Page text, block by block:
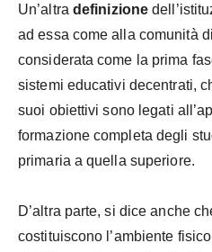
Un’altra definizione
ad essa come alla comunità
considerata come la prima
sistemi educativi decentrati,
suoi obiettivi sono legati
formazione completa degli
primaria a quella superiore.
D’altra parte, si dice anche
costituiscono l’ambiente